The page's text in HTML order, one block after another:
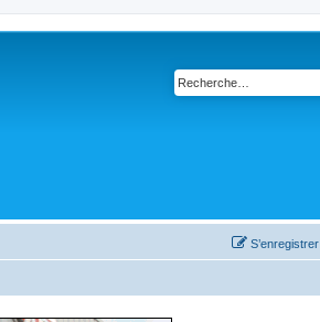
S’enregistrer